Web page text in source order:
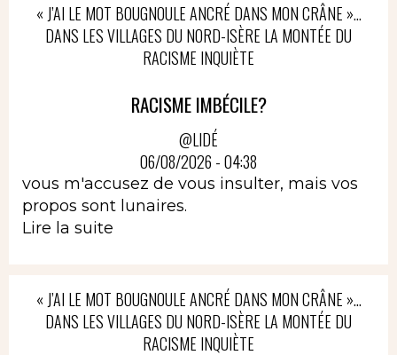
« J’AI LE MOT BOUGNOULE ANCRÉ DANS MON CRÂNE »…
DANS LES VILLAGES DU NORD-ISÈRE LA MONTÉE DU
RACISME INQUIÈTE
RACISME IMBÉCILE?
@LIDÉ
06/08/2026 - 04:38
vous m'accusez de vous insulter, mais vos
propos sont lunaires.
Lire la suite
« J’AI LE MOT BOUGNOULE ANCRÉ DANS MON CRÂNE »…
DANS LES VILLAGES DU NORD-ISÈRE LA MONTÉE DU
RACISME INQUIÈTE